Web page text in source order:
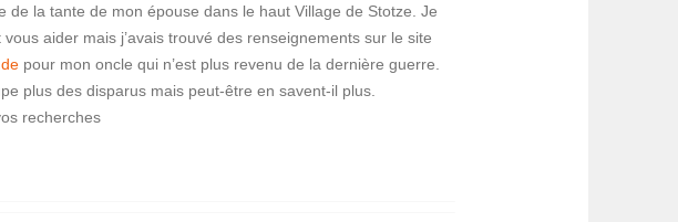
de la tante de mon épouse dans le haut Village de Stotze. Je
aider mais j’avais trouvé des renseignements sur le site
pour mon oncle qui n’est plus revenu de la dernière guerre.
plus des disparus mais peut-être en savent-il plus.
recherches